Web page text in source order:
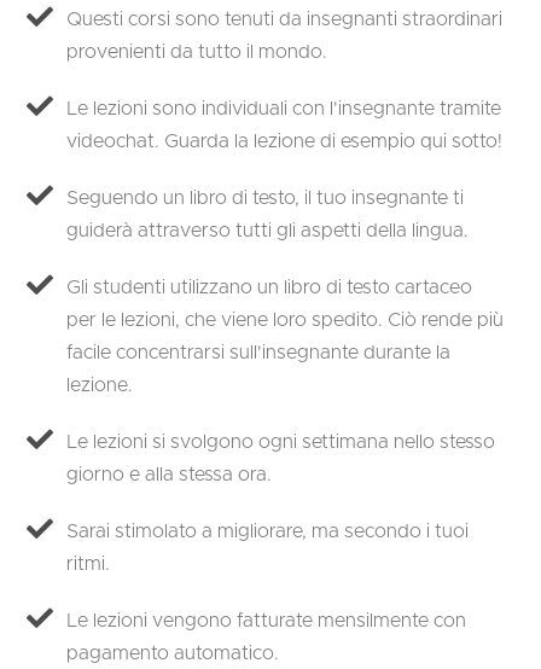
Questi corsi sono tenuti da insegnanti straordinari
provenienti da tutto il mondo.
Le lezioni sono individuali con l'insegnante tramite
videochat. Guarda la lezione di esempio qui sotto!
Seguendo un libro di testo, il tuo insegnante ti
guiderà attraverso tutti gli aspetti della lingua.
Gli studenti utilizzano un libro di testo cartaceo
per le lezioni, che viene loro spedito. Ciò rende più
facile concentrarsi sull'insegnante durante la
lezione.
Le lezioni si svolgono ogni settimana nello stesso
giorno e alla stessa ora.
Sarai stimolato a migliorare, ma secondo i tuoi
ritmi.
Le lezioni vengono fatturate mensilmente con
pagamento automatico.